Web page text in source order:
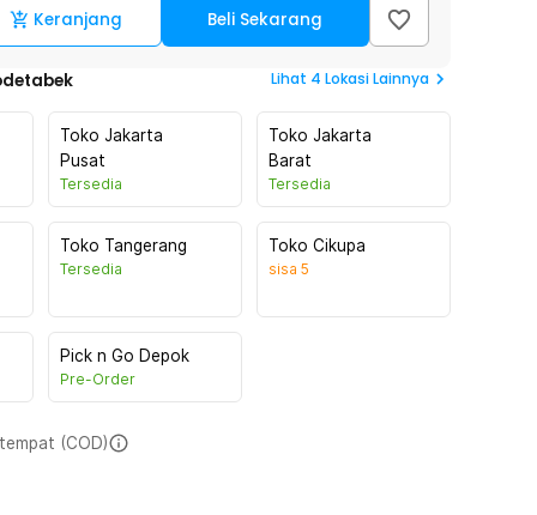
Keranjang Beli Sekarang
Lihat 4 Lokasi Lainnya
Toko Jakarta
Pusat
Tersedia
Toko Jakarta
Barat
Tersedia
Toko Tangerang
Tersedia
Toko Cikupa
sisa 5
Pick n Go Depok
Pre-Order
(COD)